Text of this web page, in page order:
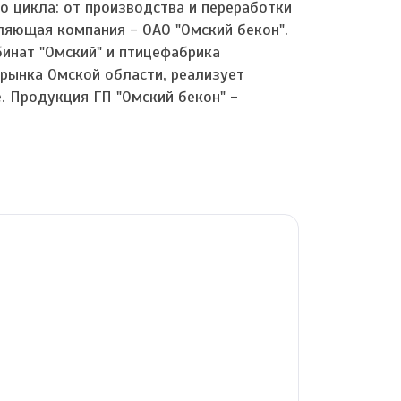
цикла: от производства и переработки
компания - ОАО "Омский бекон".
"Омский" и птицефабрика
Омской области, реализует
Продукция ГП "Омский бекон" -